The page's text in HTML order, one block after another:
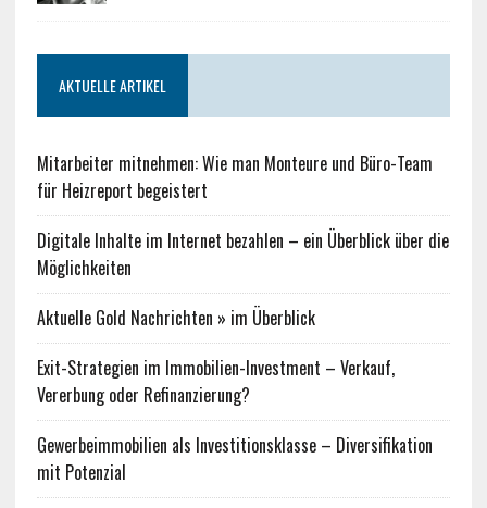
AKTUELLE ARTIKEL
Mitarbeiter mitnehmen: Wie man Monteure und Büro-Team
für Heizreport begeistert
Digitale Inhalte im Internet bezahlen – ein Überblick über die
Möglichkeiten
Aktuelle Gold Nachrichten » im Überblick
Exit-Strategien im Immobilien-Investment – Verkauf,
Vererbung oder Refinanzierung?
Gewerbeimmobilien als Investitionsklasse – Diversifikation
mit Potenzial